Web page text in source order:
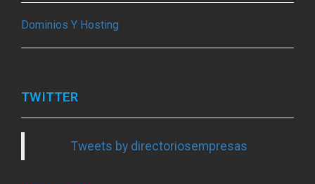
Dominios Y Hosting
TWITTER
Tweets by directoriosempresas